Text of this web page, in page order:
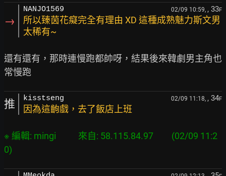
→
NANJO1569 02/09 10:59, , 33F
所以臻茵花癡完全有理由 XD 這種成熟魅力斯文男
太稀有~
還有還有，那時連慢跑都帥呀，結果後來韓劇男主角也
推 kisstseng 02/09 11:18, , 34F
因為這齣戲，去了飯店上班
※ 編輯: mingi           來自: 58.115.84.97         (02/09 11:2